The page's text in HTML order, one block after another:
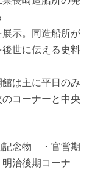
示。同造船所が
世に伝える史料
は主に平日のみ
のコーナーと中央
記念物 ・官営期
治後期コーナ